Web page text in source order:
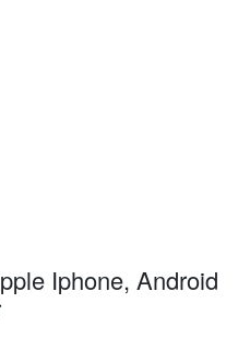
Iphone, Android